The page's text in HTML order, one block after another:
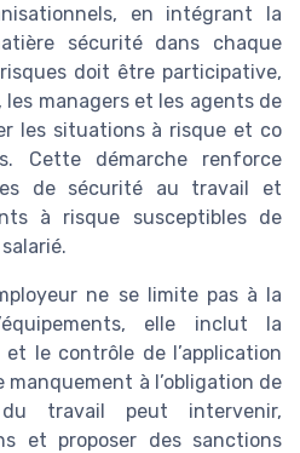
en intégrant la
sécurité dans chaque
doit être participative,
les managers et les agents de
les situations à risque et co
Cette démarche renforce
de sécurité au travail et
à risque susceptibles de
ne se limite pas à la
elle inclut la
le contrôle de l’application
manquement à l’obligation de
du travail peut intervenir,
et proposer des sanctions